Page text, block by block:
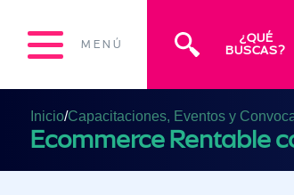
MENÚ
¿QUÉ
BUSCAS?
Inicio/Capacitaciones, Eventos y
Ecommerce Rentable